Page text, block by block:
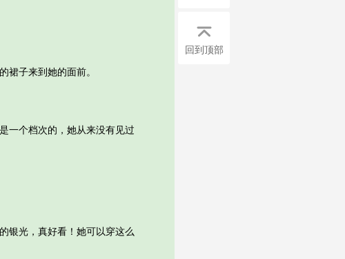
子来到她的面前。
一个档次的，她从来没有见过
银光，真好看！她可以穿这么
回到顶部